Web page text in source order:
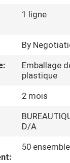
1 ligne
By
Emballage
plastique
2 mois
D/A
50